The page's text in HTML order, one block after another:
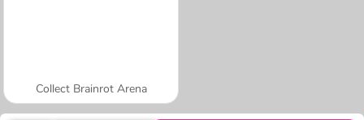
Collect Brainrot Arena